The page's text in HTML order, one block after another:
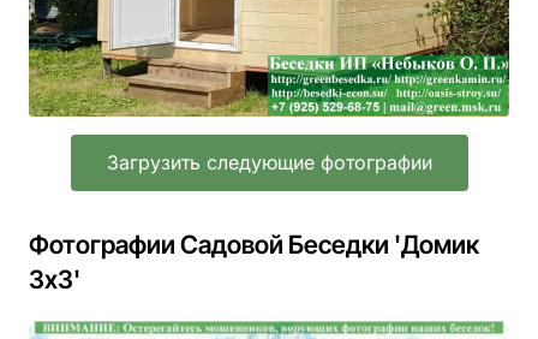
Загрузить следующие фотографии
Фотографии Садовой Беседки 'Домик
3х3'